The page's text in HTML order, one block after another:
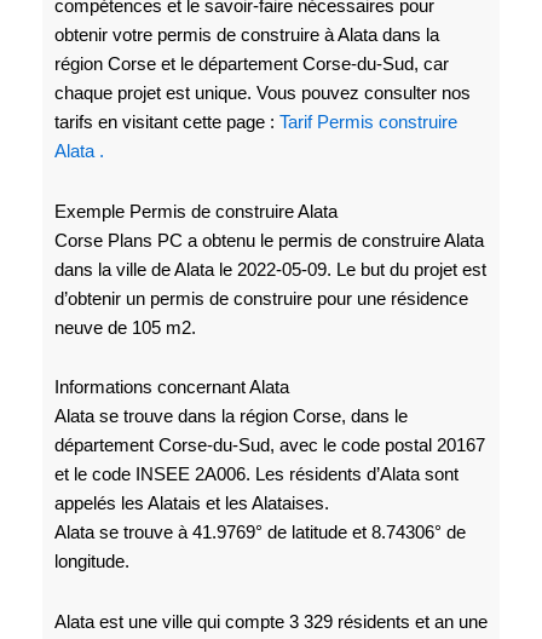
compétences et le savoir-faire nécessaires pour
obtenir votre permis de construire à Alata dans la
région Corse et le département Corse-du-Sud, car
chaque projet est unique. Vous pouvez consulter nos
tarifs en visitant cette page : Tarif Permis construire
Alata .
Exemple Permis de construire Alata
Corse Plans PC a obtenu le permis de construire Alata
dans la ville de Alata le 2022-05-09. Le but du projet est
d’obtenir un permis de construire pour une résidence
neuve de 105 m2.
Informations concernant Alata
Alata se trouve dans la région Corse, dans le
département Corse-du-Sud, avec le code postal 20167
et le code INSEE 2A006. Les résidents d’Alata sont
appelés les Alatais et les Alataises.
Alata se trouve à 41.9769° de latitude et 8.74306° de
longitude.
Alata est une ville qui compte 3 329 résidents et an une